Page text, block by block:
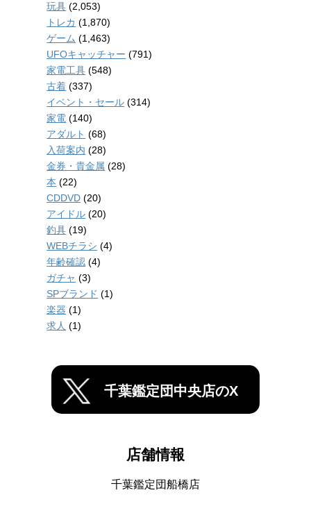
玩具 (2,053)
トレカ (1,870)
ゲーム (1,463)
UFOキャッチャー (791)
家電工具 (548)
古着 (337)
イベント・セール (314)
家電 (140)
アダルト (68)
入荷案内 (28)
金券・貴金属 (28)
本 (22)
CDDVD (20)
アイドル (20)
釣具 (19)
WEBチラシ (4)
年齢確認 (4)
ガチャ (3)
SPブランド (1)
楽器 (1)
求人 (1)
千葉鑑定団中央店のX
店舗情報
千葉鑑定団船橋店